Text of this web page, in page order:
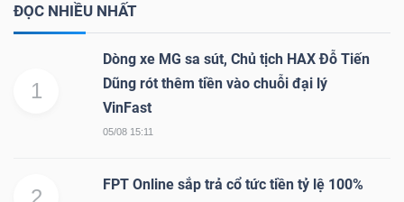
ĐỌC NHIỀU NHẤT
1
Dòng xe MG sa sút, Chủ tịch HAX Đỗ Tiến
Dũng rót thêm tiền vào chuỗi đại lý
VinFast
05/08 15:11
2
FPT Online sắp trả cổ tức tiền tỷ lệ 100%